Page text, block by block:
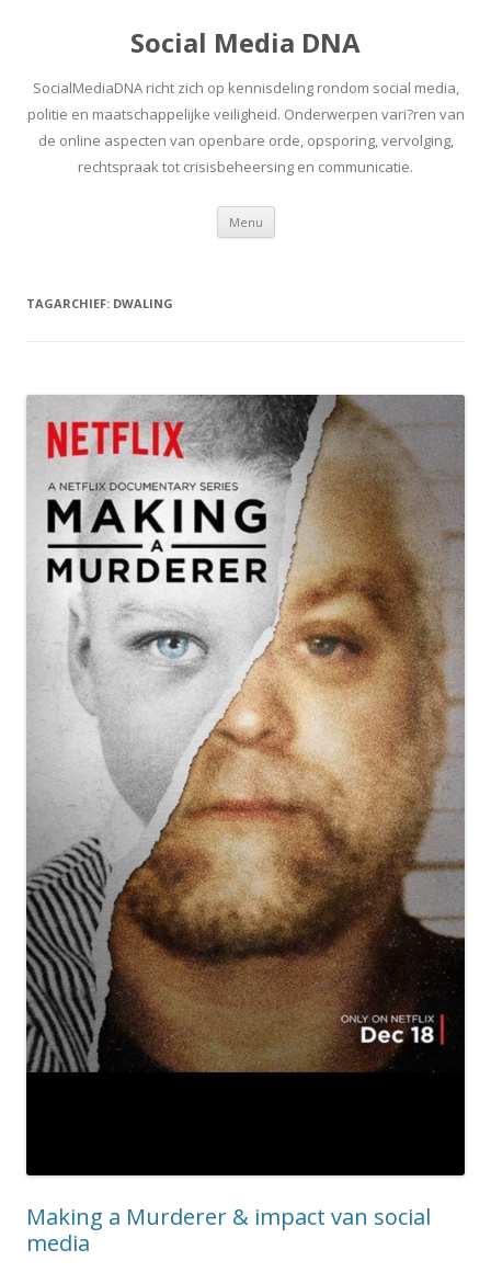
Social Media DNA
SocialMediaDNA richt zich op kennisdeling rondom social media,
politie en maatschappelijke veiligheid. Onderwerpen vari?ren van
de online aspecten van openbare orde, opsporing, vervolging,
rechtspraak tot crisisbeheersing en communicatie.
Menu Spring
inhoud
TAGARCHIEF: DWALING
Making a Murderer & impact van social
media